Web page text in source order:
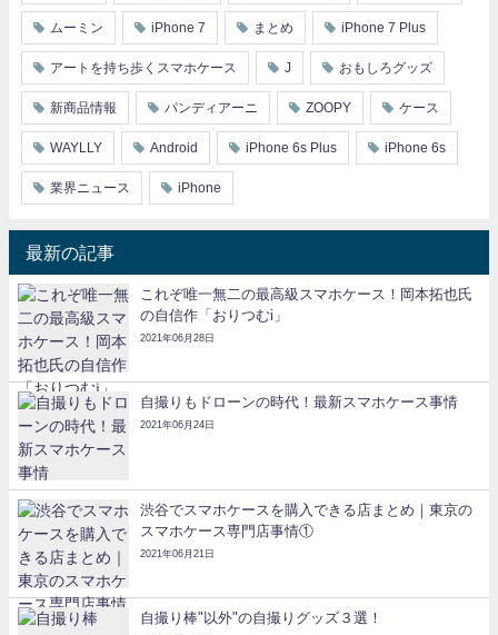
ムーミン iPhone 7 まとめ iPhone 7 Plus
アートを持ち歩くスマホケース J おもしろグッズ
新商品情報 パンディアーニ ZOOPY ケース
WAYLLY Android iPhone 6s Plus iPhone 6s
業界ニュース iPhone
最新の記事
これぞ唯一無二の最高級スマホケース！岡本拓也氏
の自信作「おりつむi」
2021年06月28日
自撮りもドローンの時代！最新スマホケース事情
2021年06月24日
渋谷でスマホケースを購入できる店まとめ｜東京の
スマホケース専門店事情①
2021年06月21日
自撮り棒"以外"の自撮りグッズ３選！